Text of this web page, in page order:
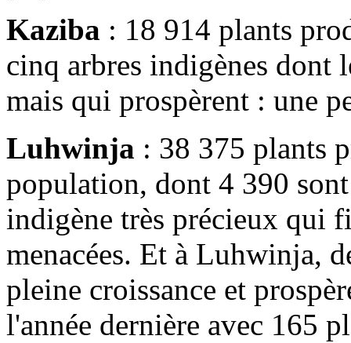
Kaziba : 18 914 plants
cinq arbres indigènes dont
mais qui prospèrent : une
Luhwinja : 38 375 plants
population, dont 4 390
indigène très précieux qui
menacées. Et à Luhwinja,
pleine croissance et
l'année dernière avec 165